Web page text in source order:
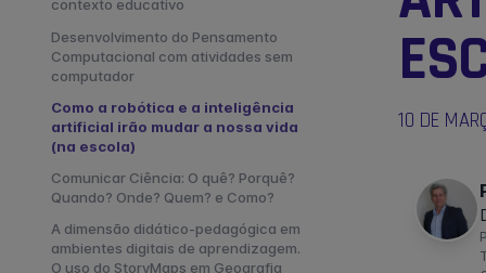
contexto educativo
Desenvolvimento do Pensamento
Computacional com atividades sem
computador
Como a robótica e a inteligência
artificial irão mudar a nossa vida
(na escola)
Comunicar Ciência: O quê? Porquê?
Quando? Onde? Quem? e Como?
A dimensão didático-pedagógica em
ambientes digitais de aprendizagem.
O uso do StoryMaps em Geografia
10 DE